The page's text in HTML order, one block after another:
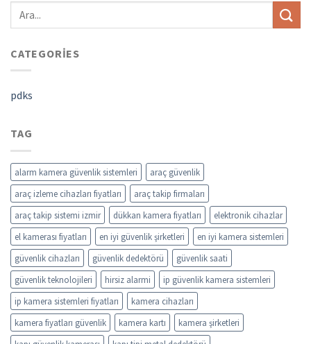
CATEGORIES
pdks
TAG
alarm kamera güvenlik sistemleri
araç güvenlik
araç izleme cihazları fiyatları
araç takip firmaları
araç takip sistemi izmir
dükkan kamera fiyatları
elektronik cihazlar
el kamerası fiyatları
en iyi güvenlik şirketleri
en iyi kamera sistemleri
güvenlik cihazları
güvenlik dedektörü
güvenlik saati
güvenlik teknolojileri
hirsiz alarmi
ip güvenlik kamera sistemleri
ip kamera sistemleri fiyatları
kamera cihazları
kamera fiyatları güvenlik
kamera kartı
kamera şirketleri